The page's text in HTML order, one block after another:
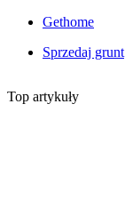
Gethome
Sprzedaj grunt
Top artykuły